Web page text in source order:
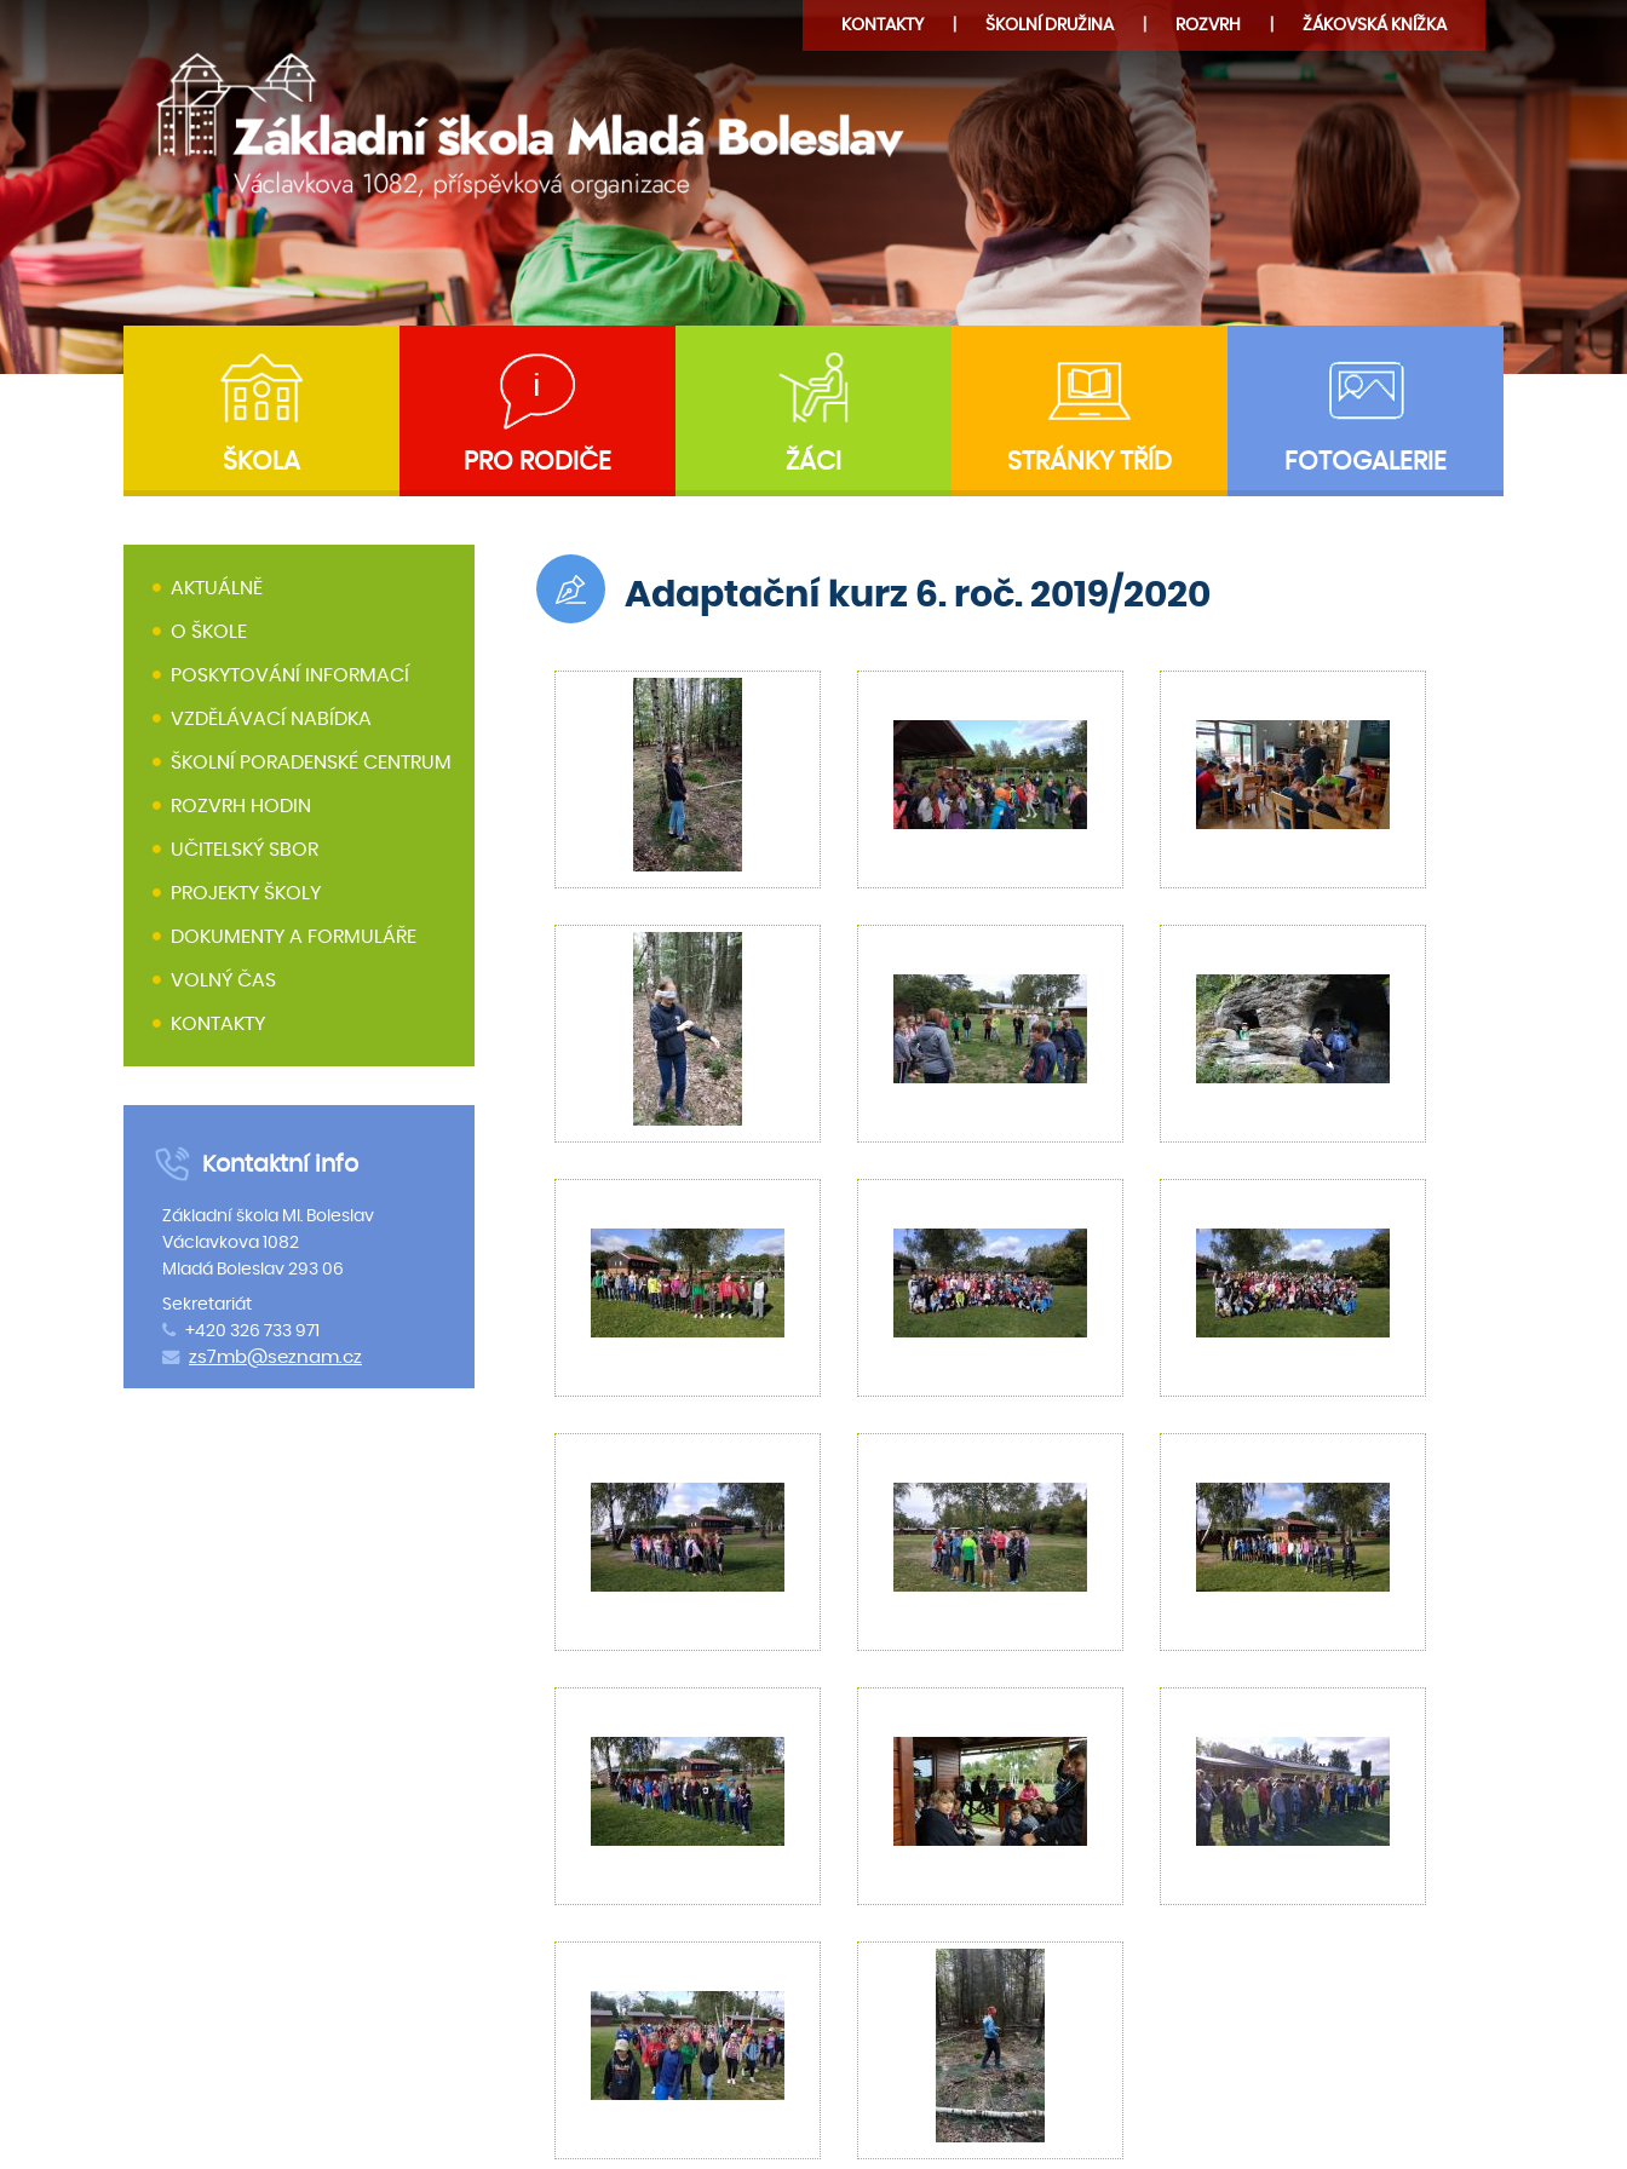
ŽÁKOVSKÁ KNÍŽKA
ROZVRH
ŠKOLNÍ DRUŽINA
KONTAKTY
ŠKOLA PRO RODIČE ŽÁCI STRÁNKY TŘÍD FOTOGALERIE
Adaptační kurz 6. roč. 2019/2020
AKTUÁLNĚ
O ŠKOLE
POSKYTOVÁNÍ INFORMACÍ
VZDĚLÁVACÍ NABÍDKA
ŠKOLNÍ PORADENSKÉ CENTRUM
ROZVRH HODIN
UČITELSKÝ SBOR
PROJEKTY ŠKOLY
DOKUMENTY A FORMULÁŘE
VOLNÝ ČAS
KONTAKTY
Kontaktní info
Základní škola Ml. Boleslav
Václavkova 1082
Mladá Boleslav 293 06
Sekretariát
+420 326 733 971
zs7mb@seznam.cz